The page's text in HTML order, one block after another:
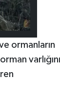
ormanların
varlığını